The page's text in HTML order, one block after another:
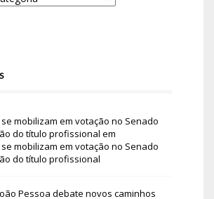
mobilizam em votação no Senado
do título profissional em
mobilizam em votação no Senado
do título profissional
Pessoa debate novos caminhos